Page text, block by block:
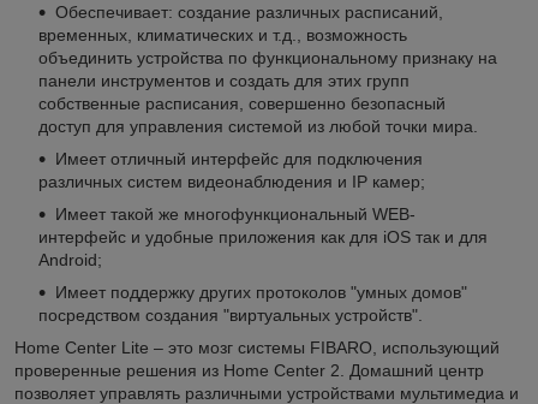
Обеспечивает: создание различных расписаний,
временных, климатических и т.д., возможность
объединить устройства по функциональному признаку на
панели инструментов и создать для этих групп
собственные расписания, совершенно безопасный
доступ для управления системой из любой точки мира.
Имеет отличный интерфейс для подключения
различных систем видеонаблюдения и IP камер;
Имеет такой же многофункциональный WEB-
интерфейс и удобные приложения как для iOS так и для
Android;
Имеет поддержку других протоколов "умных домов"
посредством создания "виртуальных устройств".
Home Center Lite – это мозг системы FIBARO, использующий
проверенные решения из Home Center 2. Домашний центр
позволяет управлять различными устройствами мультимедиа и